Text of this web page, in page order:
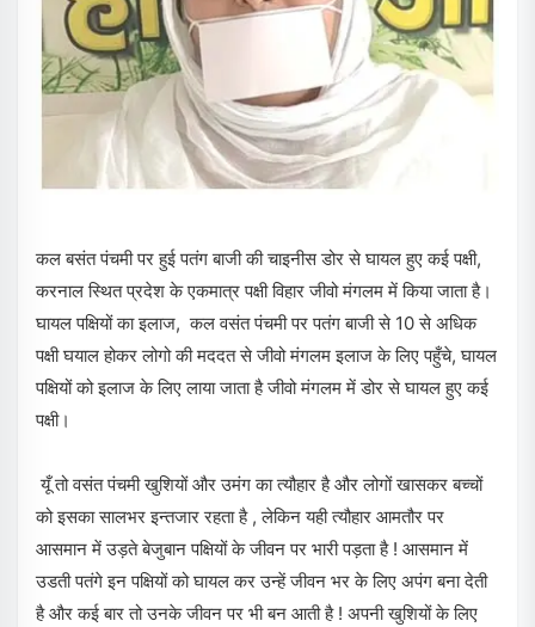
कल बसंत पंचमी पर हुई पतंग बाजी की चाइनीस डोर से घायल हुए कई पक्षी,
करनाल स्थित प्रदेश के एकमात्र पक्षी विहार जीवो मंगलम में किया जाता है।
घायल पक्षियों का इलाज, कल वसंत पंचमी पर पतंग बाजी से 10 से अधिक
पक्षी घयाल होकर लोगो की मददत से जीवो मंगलम इलाज के लिए पहुँचे, घायल
पक्षियों को इलाज के लिए लाया जाता है जीवो मंगलम में डोर से घायल हुए कई
पक्षी।
यूँ तो वसंत पंचमी खुशियों और उमंग का त्यौहार है और लोगों खासकर बच्चों
को इसका सालभर इन्तजार रहता है , लेकिन यही त्यौहार आमतौर पर
आसमान में उड़ते बेजुबान पक्षियों के जीवन पर भारी पड़ता है ! आसमान में
उडती पतंगे इन पक्षियों को घायल कर उन्हें जीवन भर के लिए अपंग बना देती
है और कई बार तो उनके जीवन पर भी बन आती है ! अपनी खुशियों के लिए